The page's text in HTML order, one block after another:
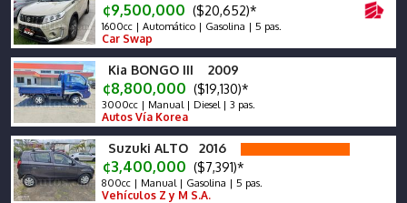
¢9,500,000 ($20,652)*
1600cc | Automático | Gasolina | 5 pas.
Car Swap
Kia BONGO III 2009
¢8,800,000 ($19,130)*
3000cc | Manual | Diesel | 3 pas.
Autos Vía Korea
Suzuki ALTO 2016
¢3,400,000 ($7,391)*
800cc | Manual | Gasolina | 5 pas.
Vehículos Z y M S.A.